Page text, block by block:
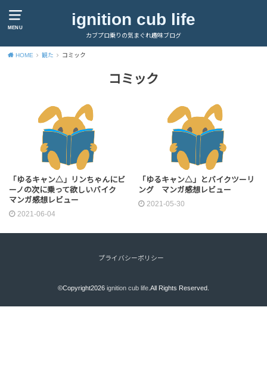
MENU ignition cub life
カブプロ乗りの気まぐれ趣味ブログ
HOME 観た コミック
コミック
「ゆるキャン△」リンちゃんにビ
ーノの次に乗って欲しいバイク
マンガ感想レビュー
2021-06-04
「ゆるキャン△」とバイクツーリ
ング マンガ感想レビュー
2021-05-30
プライバシーポリシー
©Copyright2026 ignition cub life.All Rights Reserved.